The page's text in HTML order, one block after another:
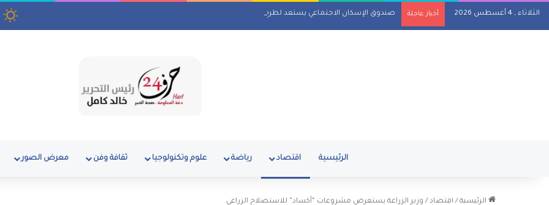
الثلاثاء , 4 أغسطس 2026 أخبار عاجلة صندوق الإسكان الاجتماعي يستعد لطرح 15 ألف شقة بنظام الإيجار الشهري خلال شهر
الرئيسية اقتصاد رياضة علوم وتكنولوجيا ثقافة وفن معرض الصور
الرئيسية / اقتصاد / وزير الزراعة يستعرض مشروعات “أكساد” للاستصلاح الزراعي